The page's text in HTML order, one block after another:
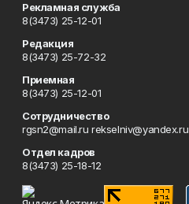
Рекламная служба
8(3473) 25-12-01
Редакция
8(3473) 25-72-32
Приемная
8(3473) 25-12-01
Сотрудничество
rgsn2@mail.ru rekselniv@yandex.ru
Отдел кадров
8(3473) 25-18-12